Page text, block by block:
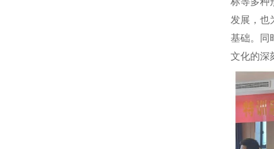
发展，也
基础。同
文化的深